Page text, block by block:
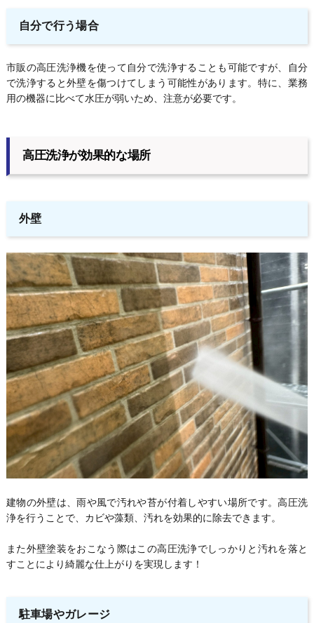
自分で行う場合
市販の高圧洗浄機を使って自分で洗浄することも可能ですが、自分
で洗浄すると外壁を傷つけてしまう可能性があります。特に、業務
用の機器に比べて水圧が弱いため、注意が必要です。
高圧洗浄が効果的な場所
外壁
建物の外壁は、雨や風で汚れや苔が付着しやすい場所です。高圧洗
浄を行うことで、カビや藻類、汚れを効果的に除去できます。
また外壁塗装をおこなう際はこの高圧洗浄でしっかりと汚れを落と
すことにより綺麗な仕上がりを実現します！
駐車場やガレージ